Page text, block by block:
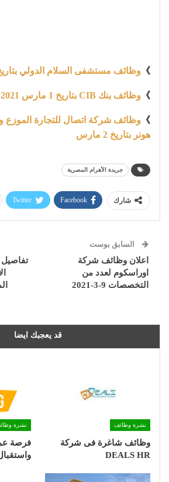
》 وظائف مستشفى السلام الدولي بتاريخ 2مارس
》 وظائف بنك CIB بتاريخ 1 مارس 2021
》 وظائف شركة اتصال للتجارة الموزع
هونر بتاريخ 2 مارس
جريدة الأهرام المصرية
شارك Facebook
Twitter
السابق بوست
اعلان وظائف شركة
اوراسكوم لعدد من
التخصصات 9-3-2021
قد يعجبك ايضا
نشرة وظائف
وظائف شاغرة فى شركة
DEALS HR
نشرة
فرصة